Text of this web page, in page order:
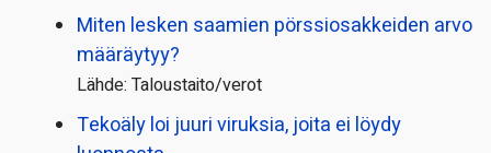
Miten lesken saamien pörssi­osakkeiden arvo
määräytyy?
Lähde: Taloustaito/verot
Tekoäly loi juuri viruksia, joita ei löydy